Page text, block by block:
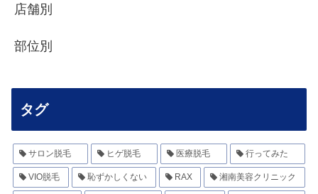
店舗別
部位別
タグ
サロン脱毛 ヒゲ脱毛 医療脱毛 行ってみた
VIO脱毛 恥ずかしくない RAX 湘南美容クリニック